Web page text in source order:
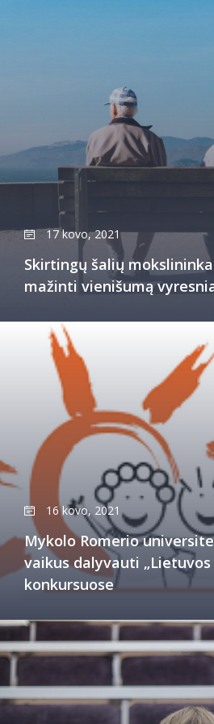
17 kovo, 2021
Skirtingų šalių
mažinti vienišumą
16 kovo, 2021
Mykolo Romerio
vaikus dalyvauti „Lietuvos
konkursuose